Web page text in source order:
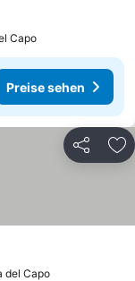
sehen
Capo
Preise sehen
Teilen
sehen
del Capo